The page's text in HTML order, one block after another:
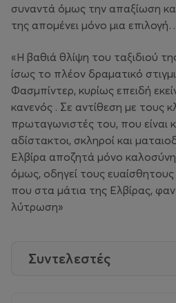
συναντά όμως την απαξίωση
της απομένει μόνο μια
«Η βαθιά θλίψη του ταξιδιού
ίσως το πλέον δραματικό
Φασμπίντερ, κυρίως επειδή
κανενός . Σε αντίθεση με τους
πρωταγωνιστές του, που είναι
αδίστακτοι, σκληροί και
Ελβίρα αποζητά μόνο
όμως, οδηγεί τους
που στα μάτια της Ελβίρας,
λύτρωση»
Συντελεστές